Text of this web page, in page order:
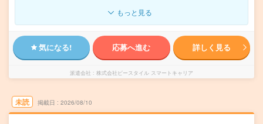
もっと見る
気になる! 応募へ進む 詳しく見る
派遣会社 株式会社ビースタイル スマートキャリア
未読 掲載日 2026/08/10